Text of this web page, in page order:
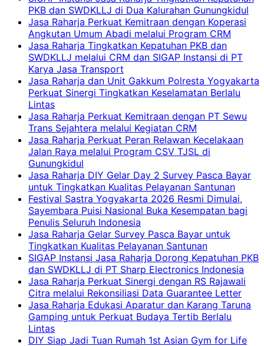
PKB dan SWDKLLJ di Dua Kalurahan Gunungkidul
Jasa Raharja Perkuat Kemitraan dengan Koperasi
Angkutan Umum Abadi melalui Program CRM
Jasa Raharja Tingkatkan Kepatuhan PKB dan
SWDKLLJ melalui CRM dan SIGAP Instansi di PT
Karya Jasa Transport
Jasa Raharja dan Unit Gakkum Polresta Yogyakarta
Perkuat Sinergi Tingkatkan Keselamatan Berlalu
Lintas
Jasa Raharja Perkuat Kemitraan dengan PT Sewu
Trans Sejahtera melalui Kegiatan CRM
Jasa Raharja Perkuat Peran Relawan Kecelakaan
Jalan Raya melalui Program CSV TJSL di
Gunungkidul
Jasa Raharja DIY Gelar Day 2 Survey Pasca Bayar
untuk Tingkatkan Kualitas Pelayanan Santunan
Festival Sastra Yogyakarta 2026 Resmi Dimulai,
Sayembara Puisi Nasional Buka Kesempatan bagi
Penulis Seluruh Indonesia
Jasa Raharja Gelar Survey Pasca Bayar untuk
Tingkatkan Kualitas Pelayanan Santunan
SIGAP Instansi Jasa Raharja Dorong Kepatuhan PKB
dan SWDKLLJ di PT Sharp Electronics Indonesia
Jasa Raharja Perkuat Sinergi dengan RS Rajawali
Citra melalui Rekonsiliasi Data Guarantee Letter
Jasa Raharja Edukasi Aparatur dan Karang Taruna
Gamping untuk Perkuat Budaya Tertib Berlalu
Lintas
DIY Siap Jadi Tuan Rumah 1st Asian Gym for Life